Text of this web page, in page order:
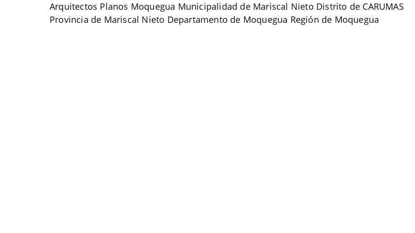
Arquitectos Planos Moquegua Municipalidad de Mariscal Nieto Distrito de CARUMAS
Provincia de Mariscal Nieto Departamento de Moquegua Región de Moquegua